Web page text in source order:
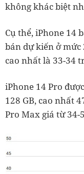
không khác biệt
Cụ thể, iPhone 14
bán dự kiến ở mức
cao nhất là 33-34
iPhone 14 Pro
128 GB, cao nhất
Pro Max giá từ 34-